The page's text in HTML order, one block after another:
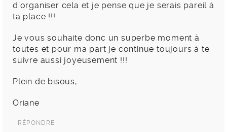
d’organiser cela et je pense que je serais pareil à
ta place !!!
Je vous souhaite donc un superbe moment à
toutes et pour ma part je continue toujours à te
suivre aussi joyeusement !!!
Plein de bisous,
Oriane
RÉPONDRE